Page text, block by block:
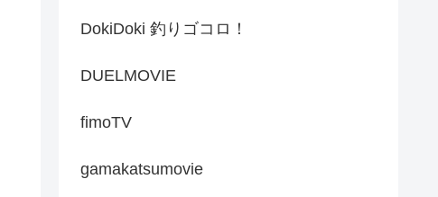
DokiDoki 釣りゴコロ！
DUELMOVIE
fimoTV
gamakatsumovie